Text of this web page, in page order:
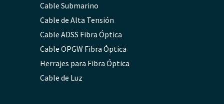
Cable Submarino
Cable de Alta Tensión
Cable ADSS Fibra Óptica
Cable OPGW Fibra Óptica
Herrajes para Fibra Óptica
Cable de Luz